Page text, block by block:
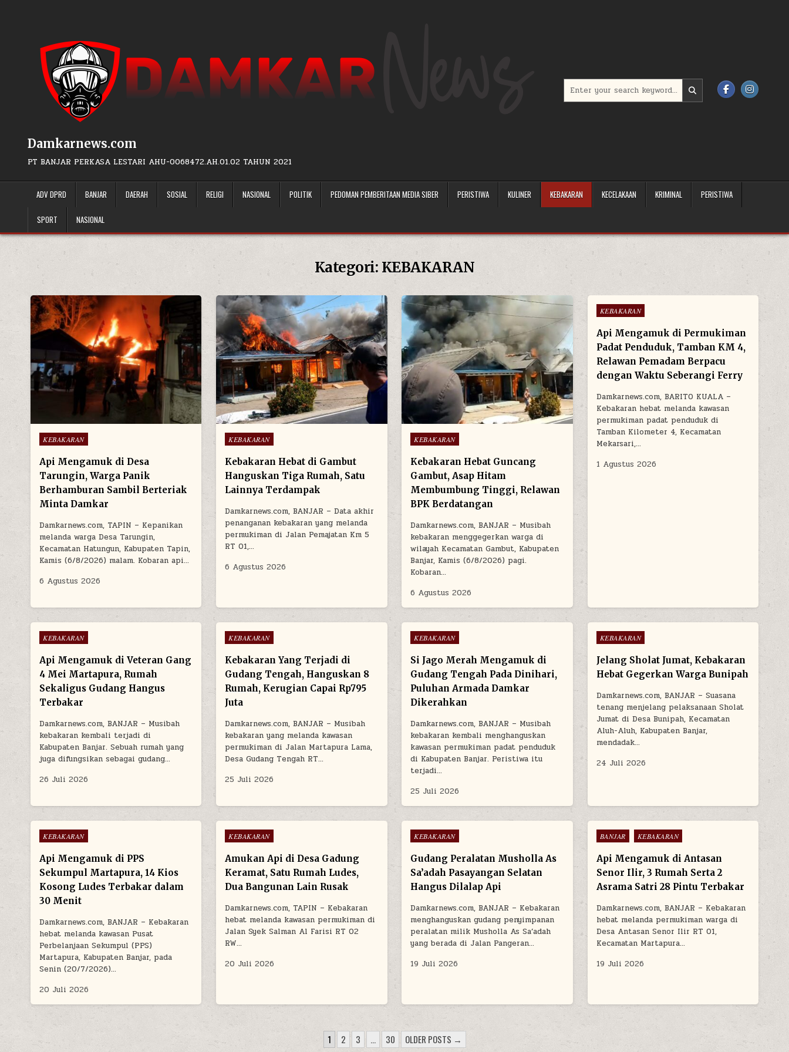
Damkarnews.com
PT BANJAR PERKASA LESTARI AHU-0068472.AH.01.02 TAHUN 2021
ADV DPRD BANJAR DAERAH SOSIAL RELIGI NASIONAL POLITIK PEDOMAN PEMBERITAAN MEDIA SIBER PERISTIWA KULINER KEBAKARAN KECELAKAAN KRIMINAL PERISTIWA
SPORT NASIONAL
Kategori: KEBAKARAN
Posted in
KEBAKARAN
Api Mengamuk di Desa
Tarungin, Warga Panik
Berhamburan Sambil Berteriak
Minta Damkar
Damkarnews.com, TAPIN – Kepanikan
melanda warga Desa Tarungin,
Kecamatan Hatungun, Kabupaten Tapin,
Kamis (6/8/2026) malam. Kobaran api…
6 Agustus 2026
Posted in
KEBAKARAN
Kebakaran Hebat di Gambut
Hanguskan Tiga Rumah, Satu
Lainnya Terdampak
Damkarnews.com, BANJAR – Data akhir
penanganan kebakaran yang melanda
permukiman di Jalan Pemajatan Km 5
RT 01,…
6 Agustus 2026
Posted in
KEBAKARAN
Kebakaran Hebat Guncang
Gambut, Asap Hitam
Membumbung Tinggi, Relawan
BPK Berdatangan
Damkarnews.com, BANJAR – Musibah
kebakaran menggegerkan warga di
wilayah Kecamatan Gambut, Kabupaten
Banjar, Kamis (6/8/2026) pagi.
Kobaran…
6 Agustus 2026
Posted in
KEBAKARAN
Api Mengamuk di Permukiman
Padat Penduduk, Tamban KM 4,
Relawan Pemadam Berpacu
dengan Waktu Seberangi Ferry
Damkarnews.com, BARITO KUALA –
Kebakaran hebat melanda kawasan
permukiman padat penduduk di
Tamban Kilometer 4, Kecamatan
Mekarsari,…
1 Agustus 2026
Posted in
KEBAKARAN
Api Mengamuk di Veteran Gang
4 Mei Martapura, Rumah
Sekaligus Gudang Hangus
Terbakar
Damkarnews.com, BANJAR – Musibah
kebakaran kembali terjadi di
Kabupaten Banjar. Sebuah rumah yang
juga difungsikan sebagai gudang…
26 Juli 2026
Posted in
KEBAKARAN
Kebakaran Yang Terjadi di
Gudang Tengah, Hanguskan 8
Rumah, Kerugian Capai Rp795
Juta
Damkarnews.com, BANJAR – Musibah
kebakaran yang melanda kawasan
permukiman di Jalan Martapura Lama,
Desa Gudang Tengah RT…
25 Juli 2026
Posted in
KEBAKARAN
Si Jago Merah Mengamuk di
Gudang Tengah Pada Dinihari,
Puluhan Armada Damkar
Dikerahkan
Damkarnews.com, BANJAR – Musibah
kebakaran kembali menghanguskan
kawasan permukiman padat penduduk
di Kabupaten Banjar. Peristiwa itu
terjadi…
25 Juli 2026
Posted in
KEBAKARAN
Jelang Sholat Jumat, Kebakaran
Hebat Gegerkan Warga Bunipah
Damkarnews.com, BANJAR – Suasana
tenang menjelang pelaksanaan Sholat
Jumat di Desa Bunipah, Kecamatan
Aluh-Aluh, Kabupaten Banjar,
mendadak…
24 Juli 2026
Posted in
KEBAKARAN
Api Mengamuk di PPS
Sekumpul Martapura, 14 Kios
Kosong Ludes Terbakar dalam
30 Menit
Damkarnews.com, BANJAR – Kebakaran
hebat melanda kawasan Pusat
Perbelanjaan Sekumpul (PPS)
Martapura, Kabupaten Banjar, pada
Senin (20/7/2026)…
20 Juli 2026
Posted in
KEBAKARAN
Amukan Api di Desa Gadung
Keramat, Satu Rumah Ludes,
Dua Bangunan Lain Rusak
Damkarnews.com, TAPIN – Kebakaran
hebat melanda kawasan permukiman di
Jalan Syek Salman Al Farisi RT 02
RW…
20 Juli 2026
Posted in
KEBAKARAN
Gudang Peralatan Musholla As
Sa’adah Pasayangan Selatan
Hangus Dilalap Api
Damkarnews.com, BANJAR – Kebakaran
menghanguskan gudang penyimpanan
peralatan milik Musholla As Sa’adah
yang berada di Jalan Pangeran…
19 Juli 2026
Posted in
BANJAR KEBAKARAN
Api Mengamuk di Antasan
Senor Ilir, 3 Rumah Serta 2
Asrama Satri 28 Pintu Terbakar
Damkarnews.com, BANJAR – Kebakaran
hebat melanda permukiman warga di
Desa Antasan Senor Ilir RT 01,
Kecamatan Martapura…
19 Juli 2026
PAGINASI POS 1 2 3 … 30 OLDER POSTS →